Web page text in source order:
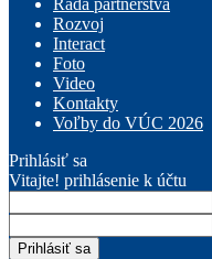
Rada partnerstva
Rozvoj
Interact
Foto
Video
Kontakty
Voľby do VÚC 2026
Prihlásiť sa
Vitajte! prihlásenie k účtu